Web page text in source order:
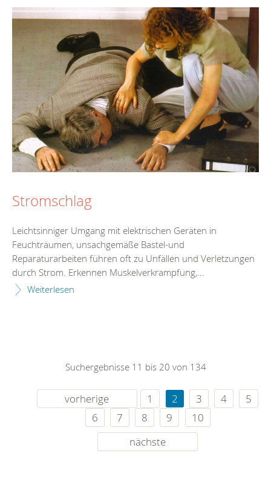
Stromschlag
Leichtsinniger Umgang mit elektrischen Geräten in
Feuchträumen, unsachgemäße Bastel-und
Reparaturarbeiten führen oft zu Unfällen und Verletzungen
durch Strom. Erkennen Muskelverkrampfung,...
Weiterlesen
Suchergebnisse 11 bis 20 von 134
vorherige 1 2 3 4
5
6
7 8 9
10
nächste